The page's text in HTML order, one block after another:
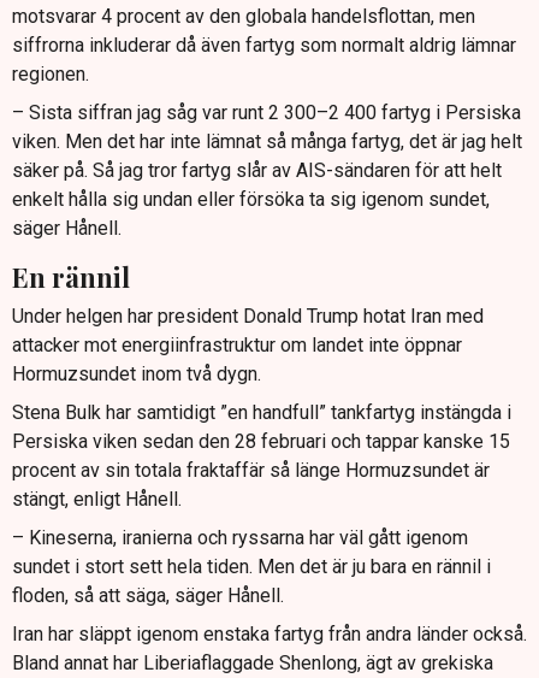
motsvarar 4 procent av den globala handelsflottan, men
siffrorna inkluderar då även fartyg som normalt aldrig lämnar
regionen.
– Sista siffran jag såg var runt 2 300–2 400 fartyg i Persiska
viken. Men det har inte lämnat så många fartyg, det är jag helt
säker på. Så jag tror fartyg slår av AIS-sändaren för att helt
enkelt hålla sig undan eller försöka ta sig igenom sundet,
säger Hånell.
En rännil
Under helgen har president Donald Trump hotat Iran med
attacker mot energiinfrastruktur om landet inte öppnar
Hormuzsundet inom två dygn.
Stena Bulk har samtidigt ”en handfull” tankfartyg instängda i
Persiska viken sedan den 28 februari och tappar kanske 15
procent av sin totala fraktaffär så länge Hormuzsundet är
stängt, enligt Hånell.
– Kineserna, iranierna och ryssarna har väl gått igenom
sundet i stort sett hela tiden. Men det är ju bara en rännil i
floden, så att säga, säger Hånell.
Iran har släppt igenom enstaka fartyg från andra länder också.
Bland annat har Liberiaflaggade Shenlong, ägt av grekiska